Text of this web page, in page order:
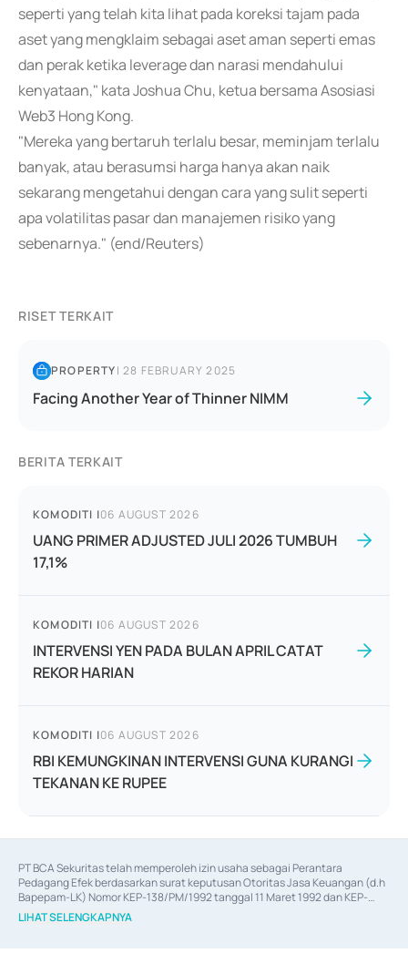
seperti yang telah kita lihat pada koreksi tajam pada
aset yang mengklaim sebagai aset aman seperti emas
dan perak ketika leverage dan narasi mendahului
kenyataan," kata Joshua Chu, ketua bersama Asosiasi
Web3 Hong Kong.
"Mereka yang bertaruh terlalu besar, meminjam terlalu
banyak, atau berasumsi harga hanya akan naik
sekarang mengetahui dengan cara yang sulit seperti
apa volatilitas pasar dan manajemen risiko yang
sebenarnya." (end/Reuters)
RISET TERKAIT
PROPERTY|28 FEBRUARY 2025
Facing Another Year of Thinner NIMM
BERITA TERKAIT
KOMODITI |06 AUGUST 2026
UANG PRIMER ADJUSTED JULI 2026 TUMBUH
17,1%
KOMODITI |06 AUGUST 2026
INTERVENSI YEN PADA BULAN APRIL CATAT
REKOR HARIAN
KOMODITI |06 AUGUST 2026
RBI KEMUNGKINAN INTERVENSI GUNA KURANGI
TEKANAN KE RUPEE
PT BCA Sekuritas telah memperoleh izin usaha sebagai Perantara
Pedagang Efek berdasarkan surat keputusan Otoritas Jasa Keuangan (d.h
Bapepam-LK) Nomor KEP-138/PM/1992 tanggal 11 Maret 1992 dan KEP-
06/D.04/2014 tanggal 28 Februari 2014, izin usaha sebagai Penjamin Emisi
Efek berdasarkan surat keputusan Otoritas Jasa Keuangan Nomor KEP-
LIHAT SELENGKAPNYA